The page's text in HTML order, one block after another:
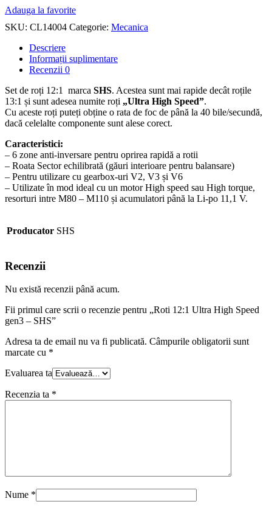
Adauga la favorite
SKU: CL14004 Categorie: Mecanica
Descriere
Informații suplimentare
Recenzii 0
Set de roți 12:1 marca SHS. Acestea sunt mai rapide decât roțile
13:1 și sunt adesea numite roți „Ultra High Speed”.
Cu aceste roți puteți obține o rata de foc de până la 40 bile/secundă,
dacă celelalte componente sunt alese corect.
Caracteristici:
– 6 zone anti-inversare pentru oprirea rapidă a rotii
– Roata Sector echilibrată (găuri interioare pentru balansare)
– Pentru utilizare cu gearbox-uri V2, V3 și V6
– Utilizate în mod ideal cu un motor High speed sau High torque,
resorturi intre M80 – M110 și acumulatori până la Li-po 11,1 V.
Producator SHS
Recenzii
Nu există recenzii până acum.
Fii primul care scrii o recenzie pentru „Roti 12:1 Ultra High Speed
gen3 – SHS”
Adresa ta de email nu va fi publicată. Câmpurile obligatorii sunt
marcate cu *
Evaluarea ta
Recenzia ta *
Nume *